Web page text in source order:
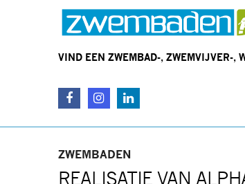
VIND EEN ZWEMBAD-, ZWEMVIJVER-,
ZWEMBADEN
REALISATIE VAN